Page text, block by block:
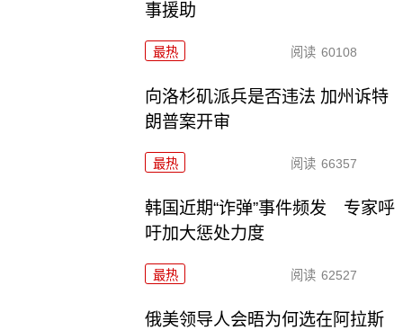
事援助
最热 阅读 60108
向洛杉矶派兵是否违法 加州诉特
朗普案开审
最热 阅读 66357
韩国近期“诈弹”事件频发 专家呼
吁加大惩处力度
最热 阅读 62527
俄美领导人会晤为何选在阿拉斯